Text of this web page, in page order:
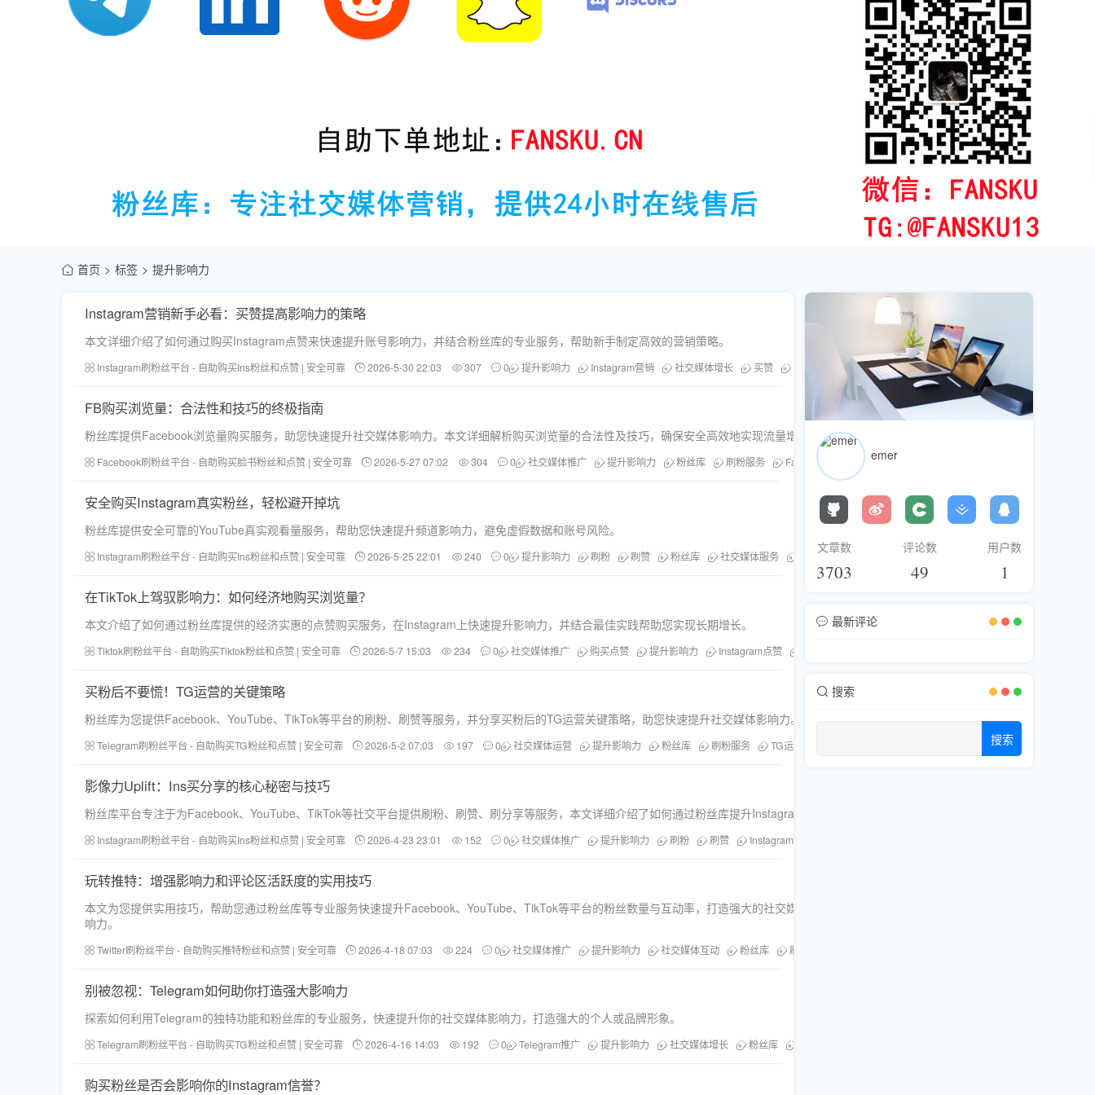
首页 标签 提升影响力
Instagram营销新手必看：买赞提高影响力的策略
本文详细介绍了如何通过购买Instagram点赞来快速提升账号影响力，并结合粉丝库的专业服务，帮助新手制定高效的营销策略。
Instagram刷粉丝平台 - 自助购买Ins粉丝和点赞 | 安全可靠 2026-5-30 22:03 307 0 提升影响力 Instagram营销 社交媒体增长 买赞
FB购买浏览量：合法性和技巧的终极指南
粉丝库提供Facebook浏览量购买服务，助您快速提升社交媒体影响力。本文详细解析购买浏览量的合法性及技巧，确保安全高效地实现流量增长。
Facebook刷粉丝平台 - 自助购买脸书粉丝和点赞 | 安全可靠 2026-5-27 07:02 304 0 社交媒体推广 提升影响力 粉丝库 刷粉服务 Facebook浏览量
安全购买Instagram真实粉丝，轻松避开掉坑
粉丝库提供安全可靠的YouTube真实观看量服务，帮助您快速提升频道影响力，避免虚假数据和账号风险。
Instagram刷粉丝平台 - 自助购买Ins粉丝和点赞 | 安全可靠 2026-5-25 22:01 240 0 提升影响力 刷粉 刷赞 粉丝库 社交媒体服务 刷浏览 YouTube观看量
在TikTok上驾驭影响力：如何经济地购买浏览量？
本文介绍了如何通过粉丝库提供的经济实惠的点赞购买服务，在Instagram上快速提升影响力，并结合最佳实践帮助您实现长期增长。
Tiktok刷粉丝平台 - 自助购买Tiktok粉丝和点赞 | 安全可靠 2026-5-7 15:03 234 0 社交媒体推广 购买点赞 提升影响力 Instagram点赞
买粉后不要慌！TG运营的关键策略
粉丝库为您提供Facebook、YouTube、TikTok等平台的刷粉、刷赞等服务，并分享买粉后的TG运营关键策略，助您快速提升社交媒体影响力。
Telegram刷粉丝平台 - 自助购买TG粉丝和点赞 | 安全可靠 2026-5-2 07:03 197 0 社交媒体运营 提升影响力 粉丝库 刷粉服务 TG运营
影像力Uplift：Ins买分享的核心秘密与技巧
粉丝库平台专注于为Facebook、YouTube、TikTok等社交平台提供刷粉、刷赞、刷分享等服务，本文详细介绍了如何通过粉丝库提升Instagram分享量的核心技巧。
Instagram刷粉丝平台 - 自助购买Ins粉丝和点赞 | 安全可靠 2026-4-23 23:01 152 0 社交媒体推广 提升影响力 刷粉 刷赞 Instagram推广
玩转推特：增强影响力和评论区活跃度的实用技巧
本文为您提供实用技巧，帮助您通过粉丝库等专业服务快速提升Facebook、YouTube、TikTok等平台的粉丝数量与互动率，打造强大的社交媒体影
响力。
Twitter刷粉丝平台 - 自助购买推特粉丝和点赞 | 安全可靠 2026-4-18 07:03 224 0 社交媒体推广 提升影响力 社交媒体互动 粉丝库 刷粉服务
别被忽视：Telegram如何助你打造强大影响力
探索如何利用Telegram的独特功能和粉丝库的专业服务，快速提升你的社交媒体影响力，打造强大的个人或品牌形象。
Telegram刷粉丝平台 - 自助购买TG粉丝和点赞 | 安全可靠 2026-4-16 14:03 192 0 Telegram推广 提升影响力 社交媒体增长 粉丝库
购买粉丝是否会影响你的Instagram信誉？
emer
文章数
3703
评论数
49
用户数
1
最新评论
搜索
搜索